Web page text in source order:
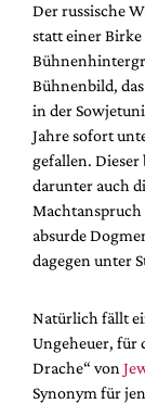
Alle Hefte
Leseproben
Podcast
Service
Shop / Abo
Newsletter
Redaktion
Autor:innen
Mediadaten
Suche
Der russische
statt einer
Bühnenbild,
in der
Jahre sofort
gefallen. Dieser
darunter auch
Machtanspruch
absurde
dagegen unter
Natürlich fällt
Ungeheuer, für
Drache“ von
Synonym für